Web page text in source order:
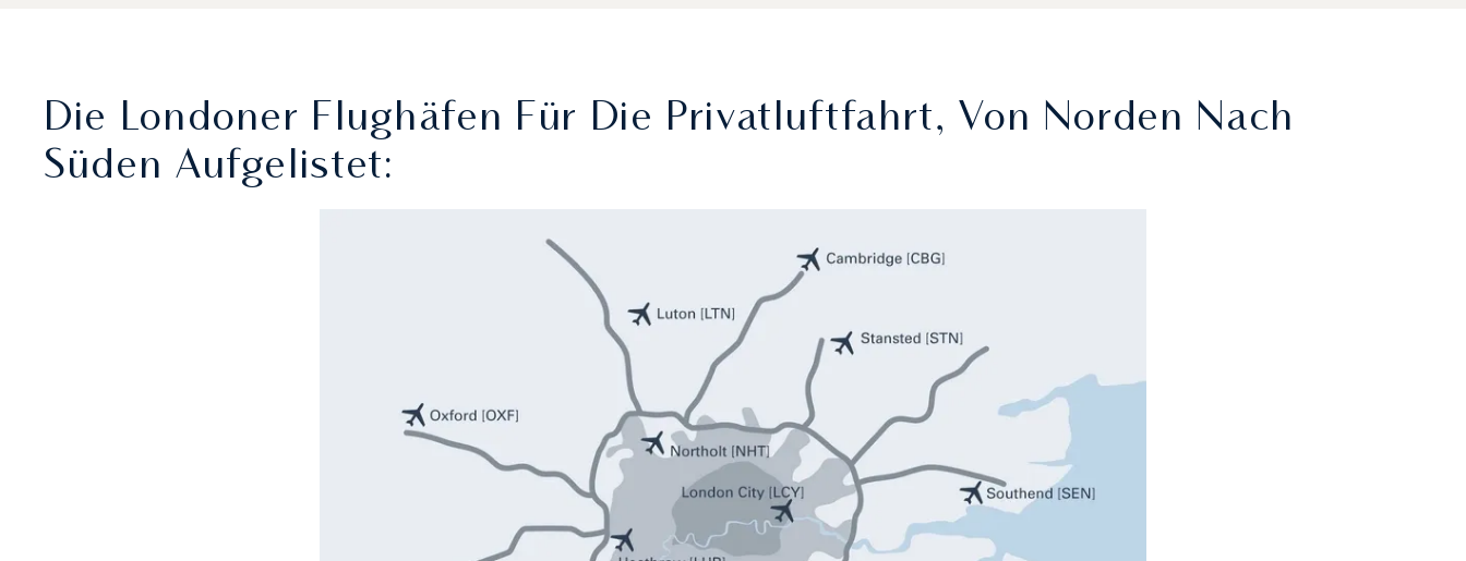
Die Londoner Flughäfen Für Die Privatluftfahrt, Von Norden Nach
Süden Aufgelistet: